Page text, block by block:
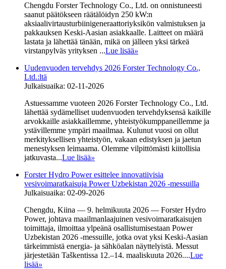
Chengdu Forster Technology Co., Ltd. on onnistuneesti
saanut päätökseen räätälöidyn 250 kW:n
aksiaalivirtausturbiinigeneraattoriyksikön valmistuksen ja
pakkauksen Keski-Aasian asiakkaalle. Laitteet on määrä
lastata ja lähettää tänään, mikä on jälleen yksi tärkeä
virstanpylväs yrityksen ...Lue lisää»
Uudenvuoden tervehdys 2026 Forster Technology Co.,
Ltd.:ltä
Julkaisuaika: 02-11-2026
Astuessamme vuoteen 2026 Forster Technology Co., Ltd.
lähettää sydämelliset uudenvuoden tervehdyksensä kaikille
arvokkaille asiakkaillemme, yhteistyökumppaneillemme ja
ystävillemme ympäri maailmaa. Kulunut vuosi on ollut
merkityksellisen yhteistyön, vakaan edistyksen ja jaetun
menestyksen leimaama. Olemme vilpittömästi kiitollisia
jatkuvasta...Lue lisää»
Forster Hydro Power esittelee innovatiivisia
vesivoimaratkaisuja Power Uzbekistan 2026 -messuilla
Julkaisuaika: 02-09-2026
Chengdu, Kiina — 9. helmikuuta 2026 — Forster Hydro
Power, johtava maailmanlaajuinen vesivoimaratkaisujen
toimittaja, ilmoittaa ylpeänä osallistumisestaan ​​Power
Uzbekistan 2026 -messuille, jotka ovat yksi Keski-Aasian
tärkeimmistä energia- ja sähköalan näyttelyistä. Messut
järjestetään Taškentissa 12.–14. maaliskuuta 2026....Lue
lisää»